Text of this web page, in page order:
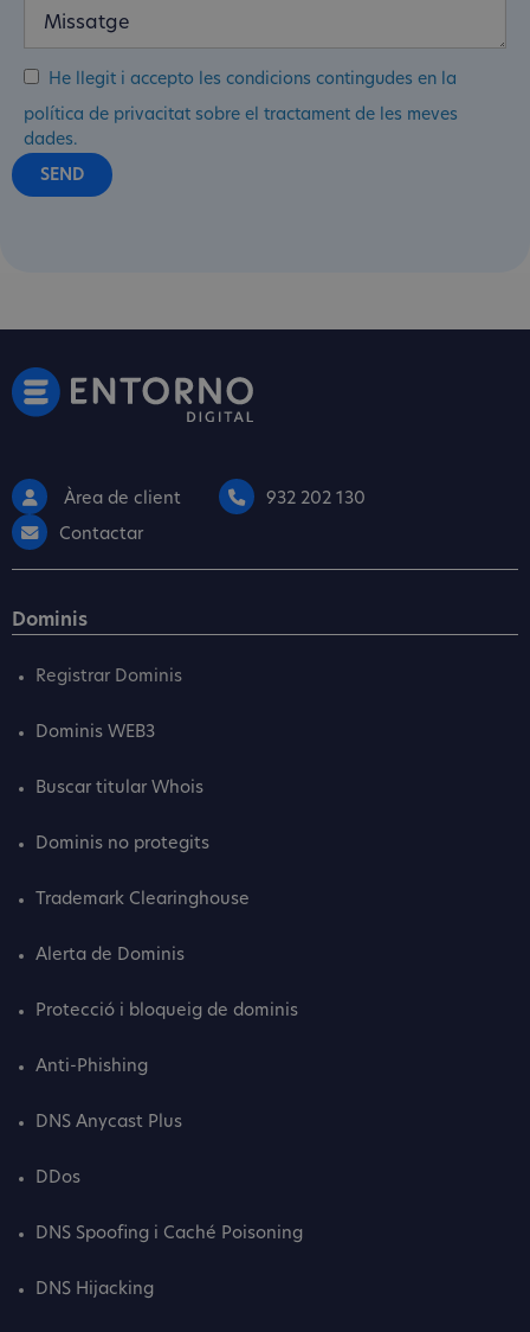
He llegit i accepto les condicions contingudes en la
política de privacitat sobre el tractament de les meves
dades.
Àrea de client
932 202 130
Contactar
Dominis
Registrar Dominis
Dominis WEB3
Buscar titular Whois
Dominis no protegits
Trademark Clearinghouse
Alerta de Dominis
Protecció i bloqueig de dominis
Anti-Phishing
DNS Anycast Plus
DDos
DNS Spoofing i Caché Poisoning
DNS Hijacking